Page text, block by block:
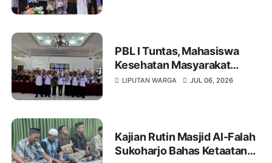
PBL I Tuntas, Mahasiswa
Kesehatan Masyarakat
UNIVET BANTARA Siap
LIPUTAN WARGA JUL 06, 2026
Kajian Rutin Masjid Al-Falah
Sukoharjo Bahas Ketaatan